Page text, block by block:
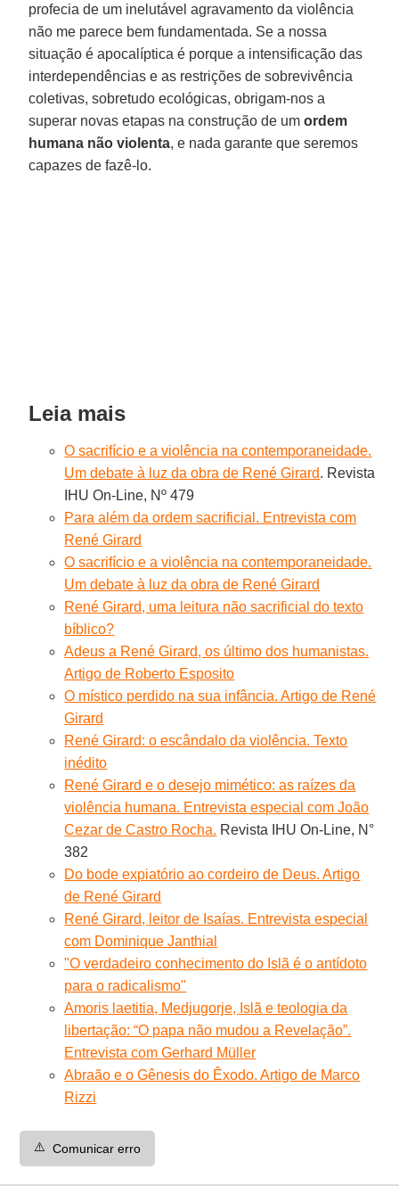
profecia de um inelutável agravamento da violência
não me parece bem fundamentada. Se a nossa
situação é apocalíptica é porque a intensificação das
interdependências e as restrições de sobrevivência
coletivas, sobretudo ecológicas, obrigam-nos a
superar novas etapas na construção de um ordem
humana não violenta, e nada garante que seremos
capazes de fazê-lo.
Leia mais
O sacrifício e a violência na contemporaneidade.
Um debate à luz da obra de René Girard. Revista
IHU On-Line, Nº 479
Para além da ordem sacrificial. Entrevista com
René Girard
O sacrifício e a violência na contemporaneidade.
Um debate à luz da obra de René Girard
René Girard, uma leitura não sacrificial do texto
bíblico?
Adeus a René Girard, os último dos humanistas.
Artigo de Roberto Esposito
O místico perdido na sua infância. Artigo de René
Girard
René Girard: o escândalo da violência. Texto
inédito
René Girard e o desejo mimético: as raízes da
violência humana. Entrevista especial com João
Cezar de Castro Rocha. Revista IHU On-Line, N°
382
Do bode expiatório ao cordeiro de Deus. Artigo
de René Girard
René Girard, leitor de Isaías. Entrevista especial
com Dominique Janthial
"O verdadeiro conhecimento do Islã é o antídoto
para o radicalismo"
Amoris laetitia, Medjugorje, Islã e teologia da
libertação: “O papa não mudou a Revelação”.
Entrevista com Gerhard Müller
Abraão e o Gênesis do Êxodo. Artigo de Marco
Rizzi
⚠️ Comunicar erro